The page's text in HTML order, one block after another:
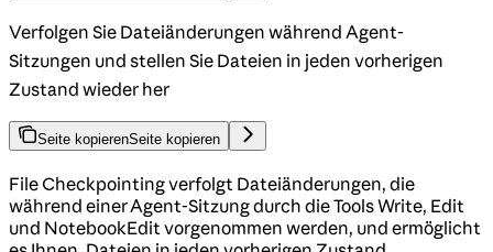
Verfolgen Sie Dateiänderungen während Agent-
Sitzungen und stellen Sie Dateien in jeden vorherigen
Zustand wieder her
Seite kopierenSeite kopieren
File Checkpointing verfolgt Dateiänderungen, die
während einer Agent-Sitzung durch die Tools Write, Edit
und NotebookEdit vorgenommen werden, und ermöglicht